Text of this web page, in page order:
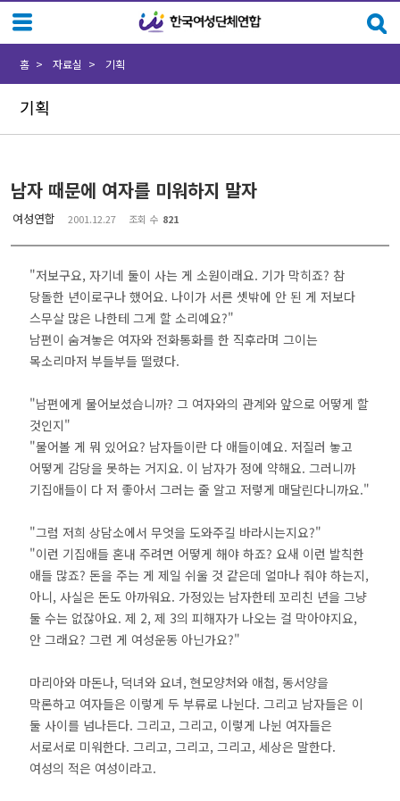
기획
홈 자료실 기획
남자 때문에 여자를 미워하지 말자
여성연합 2001.12.27 조회 수 821
"저보구요, 자기네 둘이 사는 게 소원이래요. 기가 막히죠? 참
당돌한 년이로구나 했어요. 나이가 서른 셋밖에 안 된 게 저보다
스무살 많은 나한테 그게 할 소리예요?"
남편이 숨겨놓은 여자와 전화통화를 한 직후라며 그이는
목소리마저 부들부들 떨렸다.
"남편에게 물어보셨습니까? 그 여자와의 관계와 앞으로 어떻게 할
것인지"
"물어볼 게 뭐 있어요? 남자들이란 다 애들이예요. 저질러 놓고
어떻게 감당을 못하는 거지요. 이 남자가 정에 약해요. 그러니까
기집애들이 다 저 좋아서 그러는 줄 알고 저렇게 매달린다니까요."
"그럼 저희 상담소에서 무엇을 도와주길 바라시는지요?"
"이런 기집애들 혼내 주려면 어떻게 해야 하죠? 요새 이런 발칙한
애들 많죠? 돈을 주는 게 제일 쉬울 것 같은데 얼마나 줘야 하는지,
아니, 사실은 돈도 아까워요. 가정있는 남자한테 꼬리친 년을 그냥
둘 수는 없잖아요. 제 2, 제 3의 피해자가 나오는 걸 막아야지요,
안 그래요? 그런 게 여성운동 아닌가요?"
마리아와 마돈나, 덕녀와 요녀, 현모양처와 애첩, 동서양을
막론하고 여자들은 이렇게 두 부류로 나뉜다. 그리고 남자들은 이
둘 사이를 넘나든다. 그리고, 그리고, 이렇게 나뉜 여자들은
서로서로 미워한다. 그리고, 그리고, 그리고, 세상은 말한다.
여성의 적은 여성이라고.